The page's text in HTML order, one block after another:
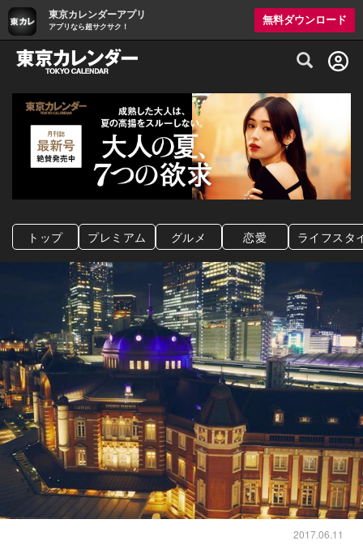
東京カレンダーアプリ
アプリなら超サクサク！
無料ダウンロード
グルメ情報・プレミアムレストラン予約
トップ プレミアム グルメ 恋愛 ライフスタ
2017.06.11